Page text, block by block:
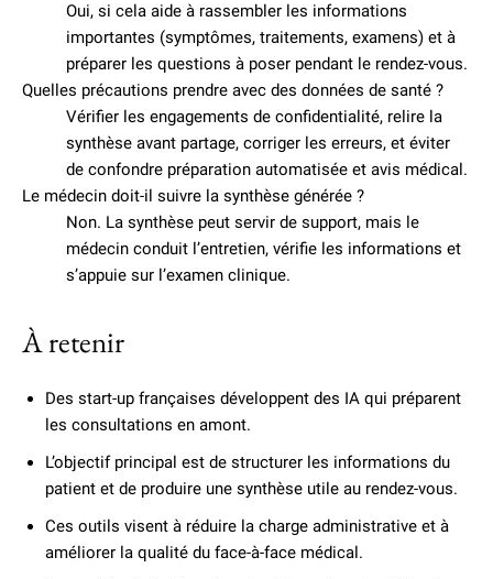
Oui, si cela aide à rassembler les informations
importantes (symptômes, traitements, examens) et à
préparer les questions à poser pendant le rendez-vous.
Quelles précautions prendre avec des données de santé ?
Vérifier les engagements de confidentialité, relire la
synthèse avant partage, corriger les erreurs, et éviter
de confondre préparation automatisée et avis médical.
Le médecin doit-il suivre la synthèse générée ?
Non. La synthèse peut servir de support, mais le
médecin conduit l’entretien, vérifie les informations et
s’appuie sur l’examen clinique.
À retenir
Des start-up françaises développent des IA qui préparent
les consultations en amont.
L’objectif principal est de structurer les informations du
patient et de produire une synthèse utile au rendez-vous.
Ces outils visent à réduire la charge administrative et à
améliorer la qualité du face-à-face médical.